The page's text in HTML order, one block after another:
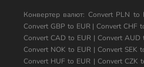
Конвертер валют: Convert PLN to
Convert GBP to EUR|Convert CHF
Convert CAD to EUR | Convert AUD
Convert NOK to EUR| Convert SEK
Convert HUF to EUR | Convert CZK